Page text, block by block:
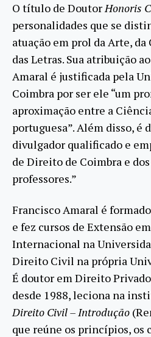
O título de DoutorHonoris
personalidades que se
atuação em prol da Arte,
das Letras. Sua atribuição
Amaral é justificada pela
Coimbra por ser ele “um
aproximação entre a
portuguesa”. Além disso, é
divulgador qualificado e
de Direito de Coimbra e
professores.”
Francisco Amaral é
e fez cursos de Extensão
Internacional na
Direito Civil na própria
É doutor em Direito
desde 1988, leciona na
Direito Civil – Introdução
que reúne os princípios, os